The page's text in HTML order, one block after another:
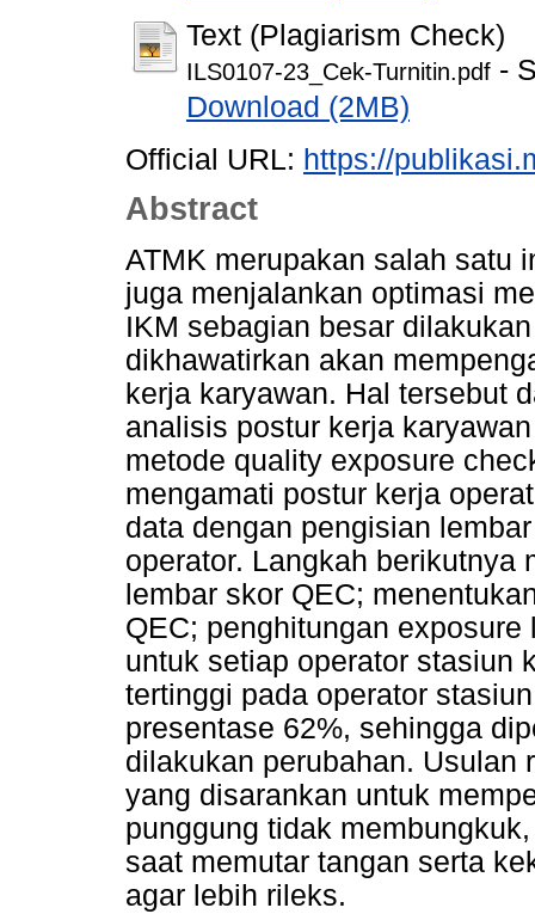
Text (Plagiarism Check)
ILS0107-23_Cek-Turnitin.pdf -
Download (2MB)
Official URL: https://
Abstract
ATMK merupakan salah satu
juga menjalankan optimasi
IKM sebagian besar
dikhawatirkan akan
kerja karyawan. Hal tersebut
analisis postur kerja
metode quality exposure
mengamati postur kerja
data dengan pengisian
operator. Langkah berikutnya
lembar skor QEC;
QEC; penghitungan
untuk setiap operator stasiun
tertinggi pada operator
presentase 62%, sehingga
dilakukan perubahan. Usulan
yang disarankan untuk
punggung tidak
saat memutar tangan serta
agar lebih rileks.